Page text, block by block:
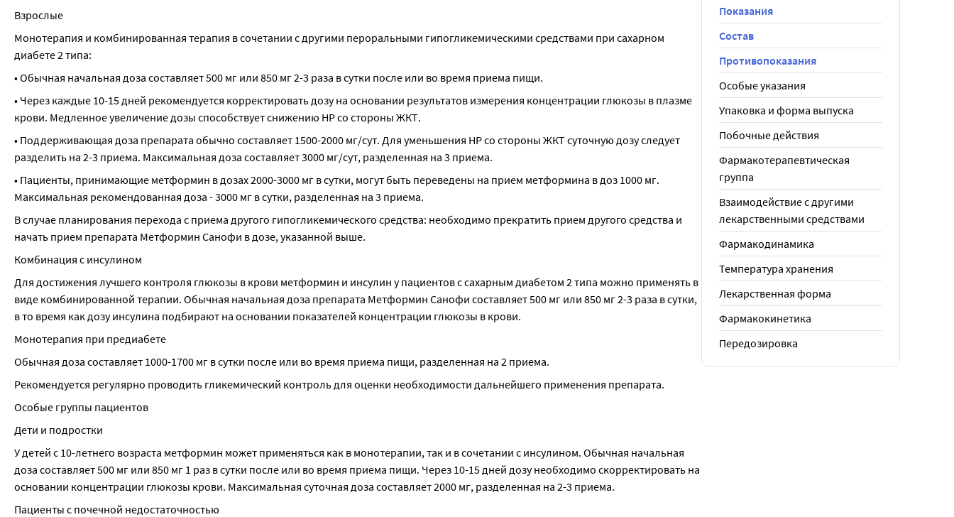
Взрослые
Монотерапия и комбинированная терапия в сочетании с другими пероральными гипогликемическими средствами при сахарном
диабете 2 типа:
• Обычная начальная доза составляет 500 мг или 850 мг 2-3 раза в сутки после или во время приема пищи.
• Через каждые 10-15 дней рекомендуется корректировать дозу на основании результатов измерения концентрации глюкозы в плазме
крови. Медленное увеличение дозы способствует снижению НР со стороны ЖКТ.
• Поддерживающая доза препарата обычно составляет 1500-2000 мг/сут. Для уменьшения НР со стороны ЖКТ суточную дозу следует
разделить на 2-3 приема. Максимальная доза составляет 3000 мг/сут, разделенная на 3 приема.
• Пациенты, принимающие метформин в дозах 2000-3000 мг в сутки, могут быть переведены на прием метформина в доз 1000 мг.
Максимальная рекомендованная доза - 3000 мг в сутки, разделенная на 3 приема.
В случае планирования перехода с приема другого гипогликемического средства: необходимо прекратить прием другого средства и
начать прием препарата Метформин Санофи в дозе, указанной выше.
Комбинация с инсулином
Для достижения лучшего контроля глюкозы в крови метформин и инсулин у пациентов с сахарным диабетом 2 типа можно применять в
виде комбинированной терапии. Обычная начальная доза препарата Метформин Санофи составляет 500 мг или 850 мг 2-3 раза в сутки,
в то время как дозу инсулина подбирают на основании показателей концентрации глюкозы в крови.
Монотерапия при предиабете
Обычная доза составляет 1000-1700 мг в сутки после или во время приема пищи, разделенная на 2 приема.
Рекомендуется регулярно проводить гликемический контроль для оценки необходимости дальнейшего применения препарата.
Особые группы пациентов
Дети и подростки
У детей с 10-летнего возраста метформин может применяться как в монотерапии, так и в сочетании с инсулином. Обычная начальная
доза составляет 500 мг или 850 мг 1 раз в сутки после или во время приема пищи. Через 10-15 дней дозу необходимо скорректировать на
основании концентрации глюкозы крови. Максимальная суточная доза составляет 2000 мг, разделенная на 2-3 приема.
Пациенты с почечной недостаточностью
Показания
Состав
Противопоказания
Особые указания
Упаковка и форма выпуска
Побочные действия
Фармакотерапевтическая
группа
Взаимодействие с другими
лекарственными средствами
Фармакодинамика
Температура хранения
Лекарственная форма
Фармакокинетика
Передозировка